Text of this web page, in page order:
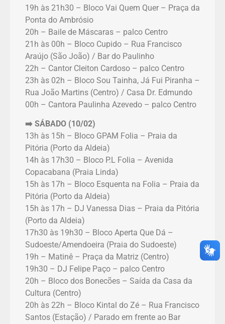
19h às 21h30 – Bloco Vai Quem Quer – Praça da
Ponta do Ambrósio
20h – Baile de Máscaras – palco Centro
21h às 00h – Bloco Cupido – Rua Francisco
Araújo (São João) / Bar do Paulinho
22h – Cantor Cleiton Cardoso – palco Centro
23h às 02h – Bloco Sou Tainha, Já Fui Piranha –
Rua João Martins (Centro) / Casa Dr. Edmundo
00h – Cantora Paulinha Azevedo – palco Centro
➡️ SÁBADO (10/02)
13h às 15h – Bloco GPAM Folia – Praia da
Pitória (Porto da Aldeia)
14h às 17h30 – Bloco P.L Folia – Avenida
Copacabana (Praia Linda)
15h às 17h – Bloco Esquenta na Folia – Praia da
Pitória (Porto da Aldeia)
15h às 17h – DJ Vanessa Dias – Praia da Pitória
(Porto da Aldeia)
17h30 às 19h30 – Bloco Aperta Que Dá –
Sudoeste/Amendoeira (Praia do Sudoeste)
19h – Matinê – Praça da Matriz (Centro)
19h30 – DJ Felipe Paço – palco Centro
20h – Bloco dos Bonecões – Saída da Casa da
Cultura (Centro)
20h às 22h – Bloco Kintal do Zé – Rua Francisco
Santos (Estação) / Parado em frente ao Bar